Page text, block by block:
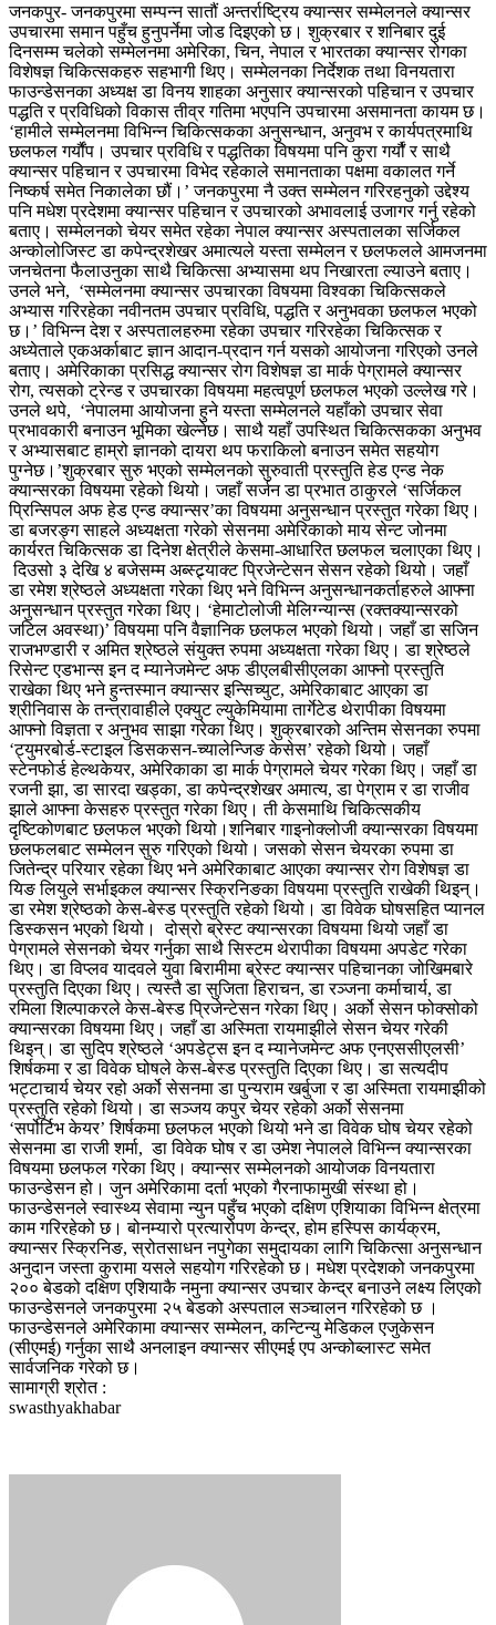
जनकपुर- जनकपुरमा सम्पन्न सातौं अन्तर्राष्ट्रिय क्यान्सर सम्मेलनले क्यान्सर
उपचारमा समान पहुँच हुनुपर्नेमा जोड दिइएको छ। शुक्रबार र शनिबार दुई
दिनसम्म चलेको सम्मेलनमा अमेरिका, चिन, नेपाल र भारतका क्यान्सर रोगका
विशेषज्ञ चिकित्सकहरु सहभागी थिए। सम्मेलनका निर्देशक तथा विनयतारा
फाउन्डेसनका अध्यक्ष डा विनय शाहका अनुसार क्यान्सरको पहिचान र उपचार
पद्धति र प्रविधिको विकास तीव्र गतिमा भएपनि उपचारमा असमानता कायम छ।
‘हामीले सम्मेलनमा विभिन्न चिकित्सकका अनुसन्धान, अनुवभ र कार्यपत्रमाथि
छलफल गर्यौंप। उपचार प्रविधि र पद्धतिका विषयमा पनि कुरा गर्यौ‌ं र साथै
क्यान्सर पहिचान र उपचारमा विभेद रहेकाले समानताका पक्षमा वकालत गर्ने
निष्कर्ष समेत निकालेका छौं।’ जनकपुरमा नै उक्त सम्मेलन गरिरहनुको उद्देश्य
पनि मधेश प्रदेशमा क्यान्सर पहिचान र उपचारको अभावलाई उजागर गर्नु रहेको
बताए। सम्मेलनको चेयर समेत रहेका नेपाल क्यान्सर अस्पतालका सर्जिकल
अन्कोलोजिस्ट डा कपेन्द्रशेखर अमात्यले यस्ता सम्मेलन र छलफलले आमजनमा
जनचेतना फैलाउनुका साथै चिकित्सा अभ्यासमा थप निखारता ल्याउने बताए।
उनले भने, ‘सम्मेलनमा क्यान्सर उपचारका विषयमा विश्वका चिकित्सकले
अभ्यास गरिरहेका नवीनतम उपचार प्रविधि, पद्धति र अनुभवका छलफल भएको
छ।’ विभिन्न देश र अस्पतालहरुमा रहेका उपचार गरिरहेका चिकित्सक र
अध्येताले एकअर्काबाट ज्ञान आदान-प्रदान गर्न यसको आयोजना गरिएको उनले
बताए। अमेरिकाका प्रसिद्ध क्यान्सर रोग विशेषज्ञ डा मार्क पेग्रामले क्यान्सर
रोग, त्यसको ट्रेन्ड र उपचारका विषयमा महत्वपूर्ण छलफल भएको उल्लेख गरे।
उनले थपे, ‘नेपालमा आयोजना हुने यस्ता सम्मेलनले यहाँको उपचार सेवा
प्रभावकारी बनाउन भूमिका खेल्नेछ। साथै यहाँ उपस्थित चिकित्सकका अनुभव
र अभ्यासबाट हाम्रो ज्ञानको दायरा थप फराकिलो बनाउन समेत सहयोग
पुग्नेछ।’शुक्रबार सुरु भएको सम्मेलनको सुरुवाती प्रस्तुति हेड एन्ड नेक
क्यान्सरका विषयमा रहेको थियो। जहाँ सर्जन डा प्रभात ठाकुरले ‘सर्जिकल
प्रिन्सिपल अफ हेड एन्ड क्यान्सर’का विषयमा अनुसन्धान प्रस्तुत गरेका थिए।
डा बजरङ्ग साहले अध्यक्षता गरेको सेसनमा अमेरिकाको माय सेन्ट जोनमा
कार्यरत चिकित्सक डा दिनेश क्षेत्रीले केसमा-आधारित छलफल चलाएका थिए।
दिउसो ३ देखि ४ बजेसम्म अब्स्ट्र्याक्ट प्रिजेन्टेसन सेसन रहेको थियो। जहाँ
डा रमेश श्रेष्ठले अध्यक्षता गरेका थिए भने विभिन्न अनुसन्धानकर्ताहरुले आफ्ना
अनुसन्धान प्रस्तुत गरेका थिए। ‘हेमाटोलोजी मेलिग्न्यान्स (रक्तक्यान्सरको
जटिल अवस्था)’ विषयमा पनि वैज्ञानिक छलफल भएको थियो। जहाँ डा सजिन
राजभण्डारी र अमित श्रेष्ठले संयुक्त रुपमा अध्यक्षता गरेका थिए। डा श्रेष्ठले
रिसेन्ट एडभान्स इन द म्यानेजमेन्ट अफ डीएलबीसीएलका आफ्नो प्रस्तुति
राखेका थिए भने हुन्तस्मान क्यान्सर इन्सिच्युट, अमेरिकाबाट आएका डा
श्रीनिवास के तन्त्रावाहीले एक्युट ल्युकेमियामा तार्गेटेड थेरापीका विषयमा
आफ्नो विज्ञता र अनुभव साझा गरेका थिए। शुक्रबारको अन्तिम सेसनका रुपमा
‘ट्युमरबोर्ड-स्टाइल डिसकसन-च्यालेन्जिङ केसेस’ रहेको थियो। जहाँ
स्टेनफोर्ड हेल्थकेयर, अमेरिकाका डा मार्क पेग्रामले चेयर गरेका थिए। जहाँ डा
रजनी झा, डा सारदा खड्का, डा कपेन्द्रशेखर अमात्य, डा पेग्राम र डा राजीव
झाले आफ्ना केसहरु प्रस्तुत गरेका थिए। ती केसमाथि चिकित्सकीय
दृष्टिकोणबाट छलफल भएको थियो।शनिबार गाइनोक्लोजी क्यान्सरका विषयमा
छलफलबाट सम्मेलन सुरु गरिएको थियो। जसको सेसन चेयरका रुपमा डा
जितेन्द्र परियार रहेका थिए भने अमेरिकाबाट आएका क्यान्सर रोग विशेषज्ञ डा
यिङ लियुले सर्भाइकल क्यान्सर स्क्रिनिङका विषयमा प्रस्तुति राखेकी थिइन्।
डा रमेश श्रेष्ठको केस-बेस्ड प्रस्तुति रहेको थियो। डा विवेक घोषसहित प्यानल
डिस्कसन भएको थियो। दोस्रो ब्रेस्ट क्यान्सरका विषयमा थियो जहाँ डा
पेग्रामले सेसनको चेयर गर्नुका साथै सिस्टम थेरापीका विषयमा अपडेट गरेका
थिए। डा विप्लव यादवले युवा बिरामीमा ब्रेस्ट क्यान्सर पहिचानका जोखिमबारे
प्रस्तुति दिएका थिए। त्यस्तै डा सुजिता हिराचन, डा रञ्जना कर्माचार्य, डा
रमिला शिल्पाकरले केस-बेस्ड प्रिजेन्टेसन गरेका थिए। अर्को सेसन फोक्सोको
क्यान्सरका विषयमा थिए। जहाँ डा अस्मिता रायमाझीले सेसन चेयर गरेकी
थिइन्। डा सुदिप श्रेष्ठले ‘अपडेट्स इन द म्यानेजमेन्ट अफ एनएससीएलसी’
शिर्षकमा र डा विवेक घोषले केस-बेस्ड प्रस्तुति दिएका थिए। डा सत्यदीप
भट्टाचार्य चेयर रहो अर्को सेसनमा डा पुन्यराम खर्बुजा र डा अस्मिता रायमाझीको
प्रस्तुति रहेको थियो। डा सञ्जय कपुर चेयर रहेको अर्को सेसनमा
‘सर्पोर्टिभ केयर’ शिर्षकमा छलफल भएको थियो भने डा विवेक घोष चेयर रहेको
सेसनमा डा राजी शर्मा, डा विवेक घोष र डा उमेश नेपालले विभिन्न क्यान्सरका
विषयमा छलफल गरेका थिए। क्यान्सर सम्मेलनको आयोजक विनयतारा
फाउन्डेसन हो। जुन अमेरिकामा दर्ता भएको गैरनाफामुखी संस्था हो।
फाउन्डेसनले स्वास्थ्य सेवामा न्युन पहुँच भएको दक्षिण एशियाका विभिन्न क्षेत्रमा
काम गरिरहेको छ। बोनम्यारो प्रत्यारोपण केन्द्र, होम हस्पिस कार्यक्रम,
क्यान्सर स्क्रिनिङ, स्रोतसाधन नपुगेका समुदायका लागि चिकित्सा अनुसन्धान
अनुदान जस्ता कुरामा यसले सहयोग गरिरहेको छ। मधेश प्रदेशको जनकपुरमा
२०० बेडको दक्षिण एशियाकै नमुना क्यान्सर उपचार केन्द्र बनाउने लक्ष्य लिएको
फाउन्डेसनले जनकपुरमा २५ बेडको अस्पताल सञ्चालन गरिरहेको छ ।
फाउन्डेसनले अमेरिकामा क्यान्सर सम्मेलन, कन्टिन्यु मेडिकल एजुकेसन
(सीएमई) गर्नुका साथै अनलाइन क्यान्सर सीएमई एप अन्कोब्लास्ट समेत
सार्वजनिक गरेको छ।
सामाग्री श्रोत :
swasthyakhabar